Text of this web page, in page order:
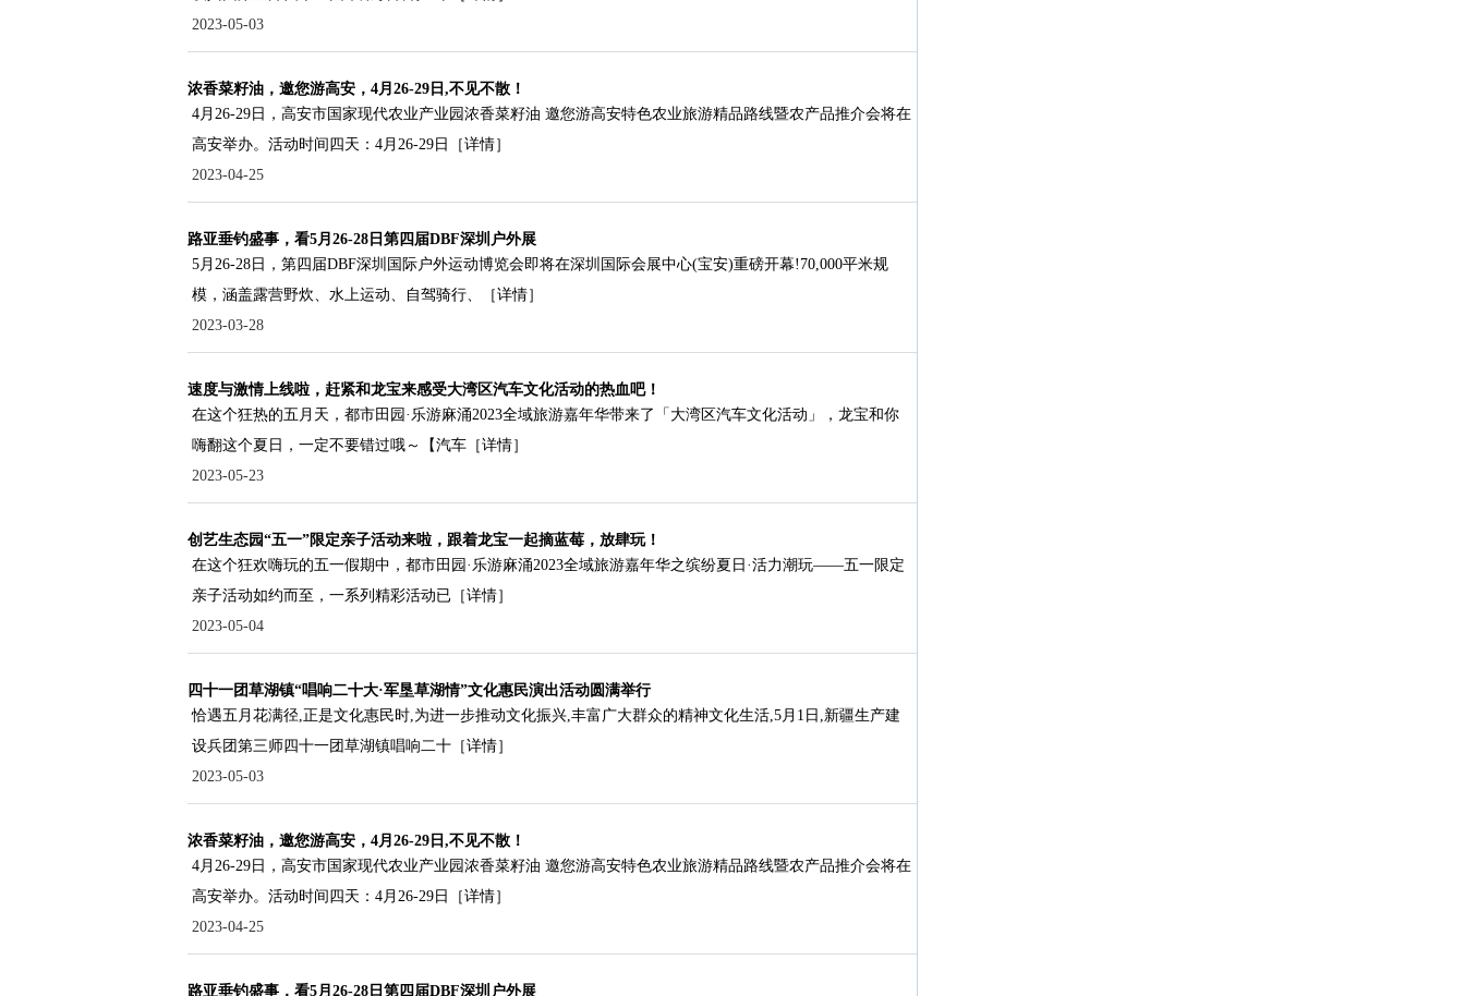
2023-05-03
浓香菜籽油，邀您游高安，4月26-29日,不见不散！
4月26-29日，高安市国家现代农业产业园浓香菜籽油 邀您游高安特色农业旅游精品路线暨农产品推介会将在
高安举办。活动时间四天：4月26-29日
［详情］
2023-04-25
路亚垂钓盛事，看5月26-28日第四届DBF深圳户外展
5月26-28日，第四届DBF深圳国际户外运动博览会即将在深圳国际会展中心(宝安)重磅开幕!70,000平米规
模，涵盖露营野炊、水上运动、自驾骑行、
［详情］
2023-03-28
速度与激情上线啦，赶紧和龙宝来感受大湾区汽车文化活动的热血吧！
在这个狂热的五月天，都市田园·乐游麻涌2023全域旅游嘉年华带来了「大湾区汽车文化活动」，龙宝和你
嗨翻这个夏日，一定不要错过哦～【汽车 ［详情］
2023-05-23
创艺生态园“五一”限定亲子活动来啦，跟着龙宝一起摘蓝莓，放肆玩！
在这个狂欢嗨玩的五一假期中，都市田园·乐游麻涌2023全域旅游嘉年华之缤纷夏日·活力潮玩——五一限定
亲子活动如约而至，一系列精彩活动已 ［详情］
2023-05-04
四十一团草湖镇“唱响二十大·军垦草湖情”文化惠民演出活动圆满举行
恰遇五月花满径,正是文化惠民时,为进一步推动文化振兴,丰富广大群众的精神文化生活,5月1日,新疆生产建
设兵团第三师四十一团草湖镇唱响二十 ［详情］
2023-05-03
浓香菜籽油，邀您游高安，4月26-29日,不见不散！
4月26-29日，高安市国家现代农业产业园浓香菜籽油 邀您游高安特色农业旅游精品路线暨农产品推介会将在
高安举办。活动时间四天：4月26-29日
［详情］
2023-04-25
路亚垂钓盛事，看5月26-28日第四届DBF深圳户外展